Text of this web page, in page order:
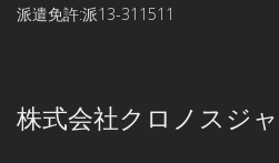
派遣免許:派13-311511
株式会社クロノスジ